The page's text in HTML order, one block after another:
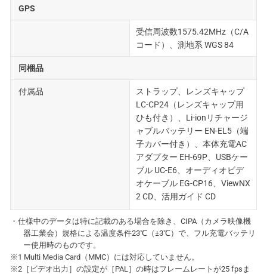
GPS
受信周波数1575.42MHz（C/A
コード）、測地系 WGS 84
同梱品
付属品
ストラップ、レンズキャップ
LC-CP24（レンズキャップ用
ひも付き）、Li-ionリチャージ
ャブルバッテリー EN-EL5（端
子カバー付き）、本体充電AC
アダプター EH-69P、USBケー
ブル UC-E6、オーディオビデ
オケーブル EG-CP16、ViewNX
2 CD、活用ガイド CD
・仕様中のデータは特に記載のある場合を除き、CIPA（カメラ映像機
器工業会）規格による温度条件23℃（±3℃）で、フル充電バッテリ
ー使用時のものです。
※1 Multi Media Card（MMC）には対応していません。
※2［ビデオ出力］の設定が［PAL］の時はフレームレートが25 fpsま